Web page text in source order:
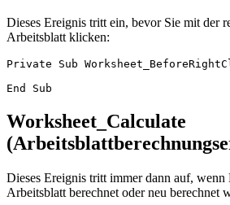
Dieses Ereignis tritt ein, bevor Sie mit der
Arbeitsblatt klicken:
Private Sub
Worksheet_Calculate
Dieses Ereignis tritt immer dann auf, wenn
Arbeitsblatt berechnet oder neu berechnet